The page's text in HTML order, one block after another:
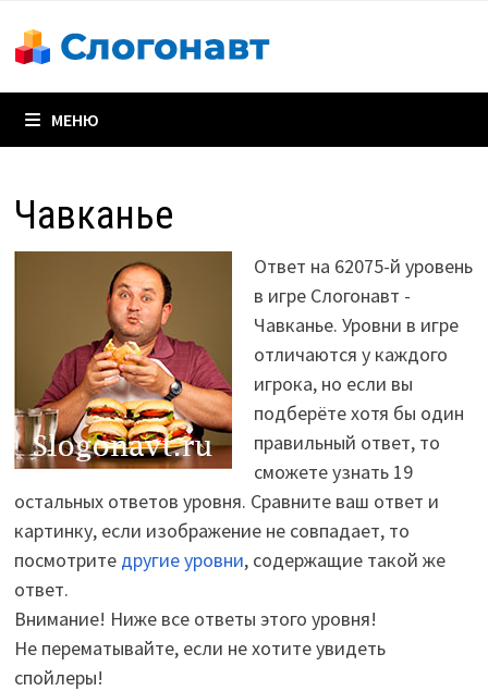
содержимому
МЕНЮ
Чавканье
Ответ на 62075-й уровень
в игре Слогонавт -
Чавканье. Уровни в игре
отличаются у каждого
игрока, но если вы
подберёте хотя бы один
правильный ответ, то
сможете узнать 19
остальных ответов уровня. Сравните ваш ответ и
картинку, если изображение не совпадает, то
посмотрите другие уровни, содержащие такой же
ответ.
Внимание! Ниже все ответы этого уровня!
Не перематывайте, если не хотите увидеть
спойлеры!